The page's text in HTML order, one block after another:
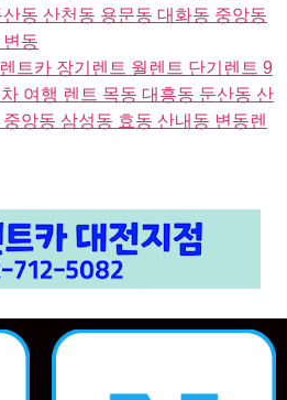
동 산천동 용문동 대화동 중앙동
동
트카 장기렌트 월렌트 단기렌트 9
여행 렌트 목동 대흥동 둔산동 산
앙동 삼성동 효동 산내동 변동렌